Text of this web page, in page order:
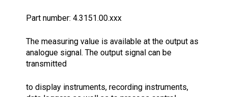
Part number: 4.3151.00.xxx
The measuring value is available at the output as
analogue signal. The output signal can be
transmitted
to display instruments, recording instruments,